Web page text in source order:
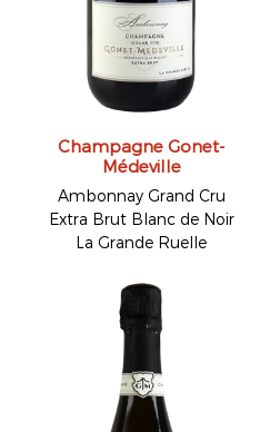
Champagne Gonet-
Médeville
Ambonnay Grand Cru
Extra Brut Blanc de Noir
La Grande Ruelle